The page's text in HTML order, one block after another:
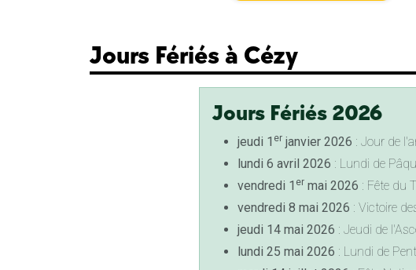
Jours Fériés à Cézy
Jours Fériés 2026
jeudi 1 erjanvier 2026 : Jour de
lundi 6 avril 2026 : Lundi de
vendredi 1 ermai 2026 : Fête du
vendredi 8 mai 2026 : Victoire
jeudi 14 mai 2026 : Jeudi de
lundi 25 mai 2026 : Lundi de